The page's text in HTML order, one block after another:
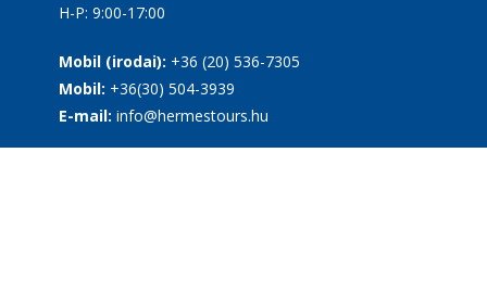
H-P: 9:00-17:00
Mobil (irodai): +36 (20) 536-7305
Mobil: +36(30) 504-3939
E-mail: info@hermestours.hu